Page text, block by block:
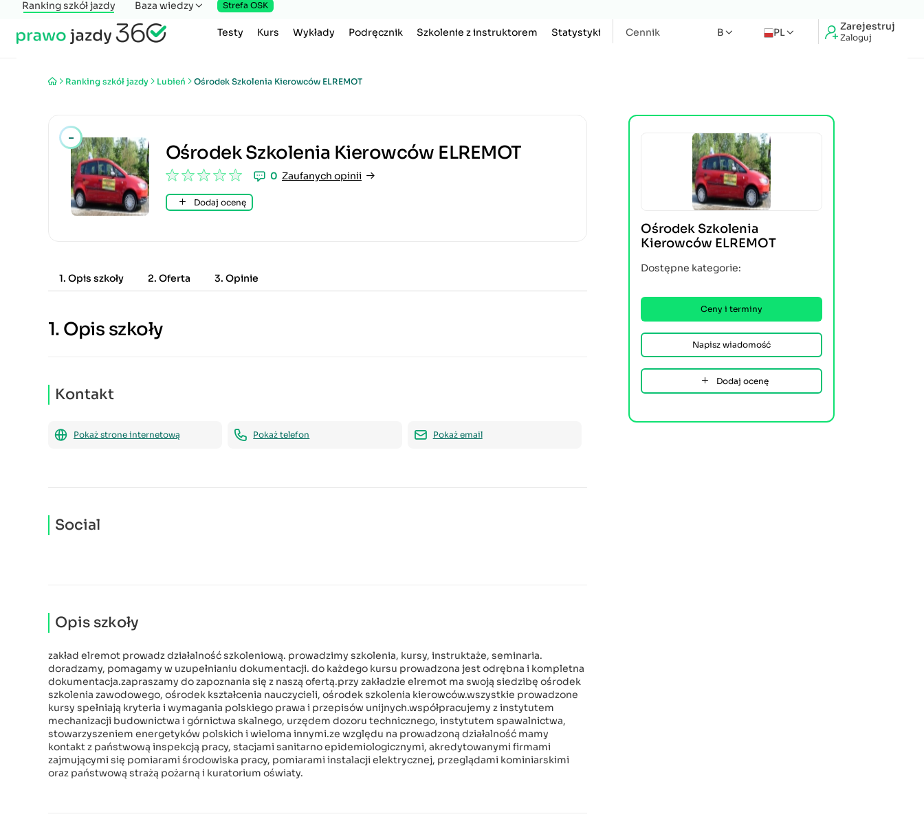
Zarejestruj
Zaloguj
PL
Testy Kurs Wykłady Podręcznik Szkolenie z instruktorem Statystyki Cennik B
Ranking szkół jazdy Baza wiedzy Strefa OSK
Ranking szkół jazdy Lubień Ośrodek Szkolenia Kierowców ELREMOT
-
Ośrodek Szkolenia Kierowców ELREMOT
0 Zaufanych opinii
Dodaj ocenę
1. Opis szkoły 2. Oferta 3. Opinie
1. Opis szkoły
Kontakt
Pokaż strone internetową Pokaż telefon Pokaż email
Social
Opis szkoły
zakład elremot prowadz działalność szkoleniową. prowadzimy szkolenia, kursy, instruktaże, seminaria.
doradzamy, pomagamy w uzupełnianiu dokumentacji. do każdego kursu prowadzona jest odrębna i kompletna
dokumentacja.zapraszamy do zapoznania się z naszą ofertą.przy zakładzie elremot ma swoją siedzibę ośrodek
szkolenia zawodowego, ośrodek kształcenia nauczycieli, ośrodek szkolenia kierowców.wszystkie prowadzone
kursy spełniają kryteria i wymagania polskiego prawa i przepisów unijnych.współpracujemy z instytutem
mechanizacji budownictwa i górnictwa skalnego, urzędem dozoru technicznego, instytutem spawalnictwa,
stowarzyszeniem energetyków polskich i wieloma innymi.ze względu na prowadzoną działalność mamy
kontakt z państwową inspekcją pracy, stacjami sanitarno epidemiologicznymi, akredytowanymi firmami
zajmującymi się pomiarami środowiska pracy, pomiarami instalacji elektrycznej, przeglądami kominiarskimi
oraz państwową strażą pożarną i kuratorium oświaty.
Ośrodek Szkolenia
Kierowców ELREMOT
Dostępne kategorie:
Ceny i terminy
Napisz wiadomość
Dodaj ocenę